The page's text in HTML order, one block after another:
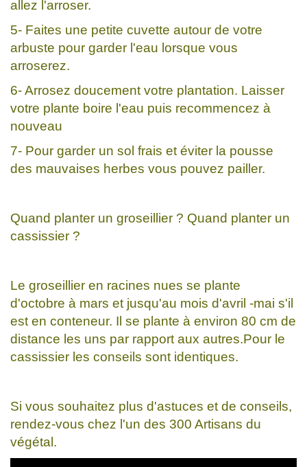
allez l'arroser.
5- Faites une petite cuvette autour de votre
arbuste pour garder l'eau lorsque vous
arroserez.
6- Arrosez doucement votre plantation. Laisser
votre plante boire l'eau puis recommencez à
nouveau
7- Pour garder un sol frais et éviter la pousse
des mauvaises herbes vous pouvez pailler.
Quand planter un groseillier ? Quand planter un
cassissier ?
Le groseillier en racines nues se plante
d'octobre à mars et jusqu'au mois d'avril -mai s'il
est en conteneur. Il se plante à environ 80 cm de
distance les uns par rapport aux autres.Pour le
cassissier les conseils sont identiques.
Si vous souhaitez plus d'astuces et de conseils,
rendez-vous chez l'un des 300 Artisans du
végétal.